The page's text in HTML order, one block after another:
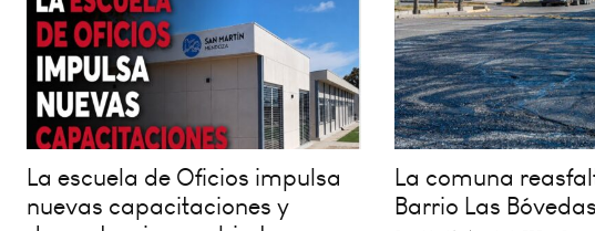
La escuela de Oficios impulsa
nuevas capacitaciones y
La comuna
Barrio Las Bóvedas